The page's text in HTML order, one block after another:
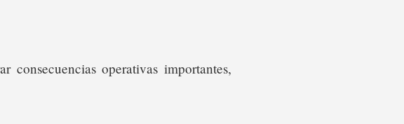
consecuencias operativas importantes,